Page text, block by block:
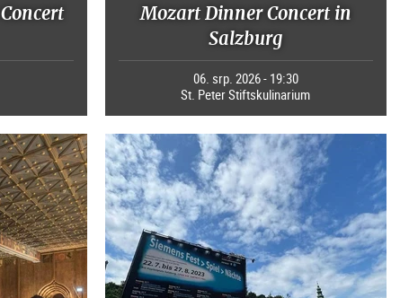
Mozart Dinner Concert in
Salzburg
06. srp. 2026 - 19:30
St. Peter Stiftskulinarium